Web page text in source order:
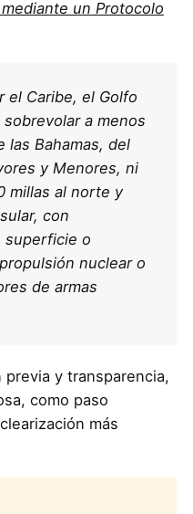
un Protocolo
el Caribe, el Golfo
a menos
las Bahamas, del
y Menores, ni
millas al norte y
con
superficie o
nuclear o
de armas
y transparencia,
como paso
más